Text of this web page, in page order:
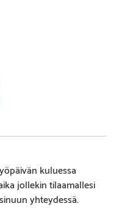
kuluessa
jollekin tilaamallesi
yhteydessä.